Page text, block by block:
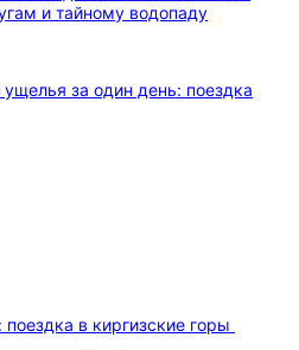
и тайному водопаду
в киргизские горы